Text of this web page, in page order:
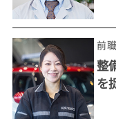
として。
充実した研修の
前
整
を